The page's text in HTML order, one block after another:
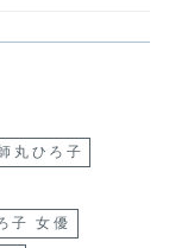
丸ひろ子
子 女優